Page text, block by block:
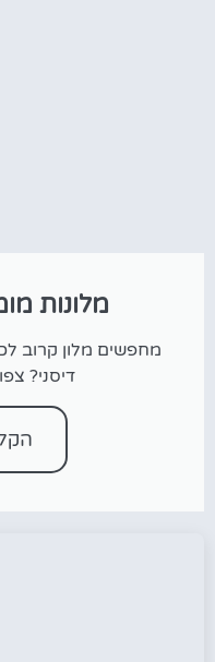
מלונות
מחפשים מלון קרוב
דיסני?